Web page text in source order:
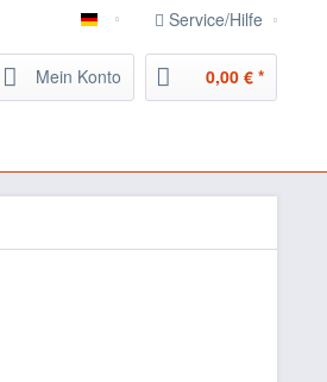
826.eu Handwerker Portal
Service/Hilfe
Mein Konto 0,00 € *